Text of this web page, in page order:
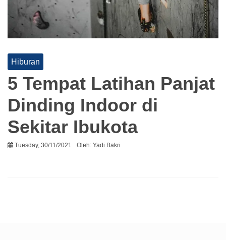
Hiburan
5 Tempat Latihan Panjat
Dinding Indoor di
Sekitar Ibukota
Tuesday, 30/11/2021 Oleh: Yadi Bakri